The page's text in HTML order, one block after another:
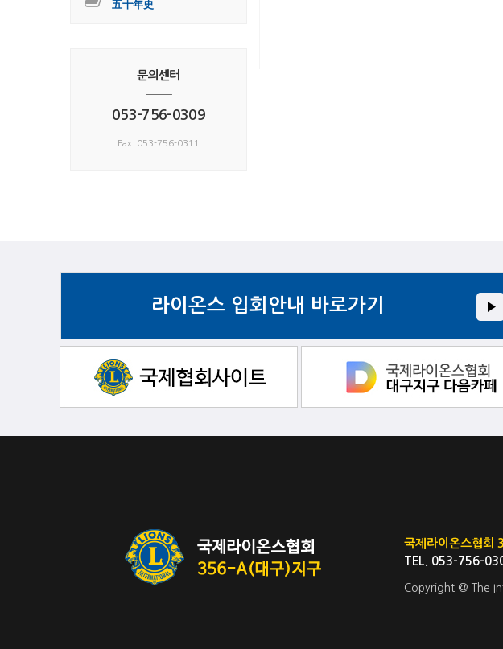
五十年史
문의센터
──
053-756-0309
Fax. 053-756-0311
라이온스 입회안내 바로가기
국제라이온스협회
TEL. 053-
Copyright @ The